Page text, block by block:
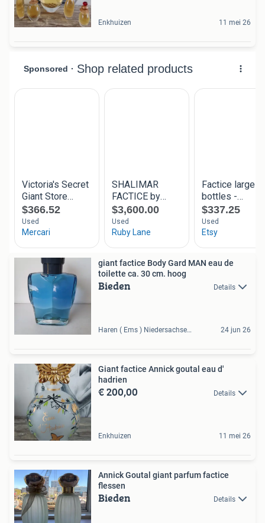
Enkhuizen 11 mei 26
giant factice Body Gard MAN eau de
toilette ca. 30 cm. hoog
Bieden Details
Haren ( Ems ) Niedersachsen, DE 24 jun 26
Giant factice Annick goutal eau d'
hadrien
€ 200,00 Details
Enkhuizen 11 mei 26
Annick Goutal giant parfum factice
flessen
Bieden Details